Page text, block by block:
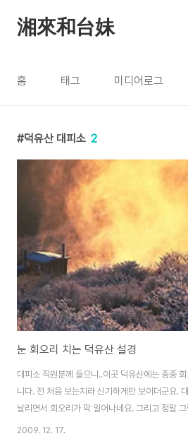
湘來和台妹
홈 태그 미디어로그
덕유산 대피소 2
눈 회오리 치는 덕유산 설경
대피소 직원분께 들으니..이곳 덕유산에는 종종
니다. 전 처음 보는지라 신기하게만 보이더군요.
날리면서 회오리가 막 일어나네요. 그리고 정말
을 입은 나무들.. 물론 새파란 하늘을 담기 위해
2009. 12. 17.